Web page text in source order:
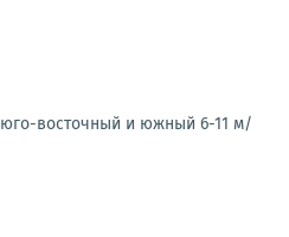
юго-восточный и южный 6-11 м/